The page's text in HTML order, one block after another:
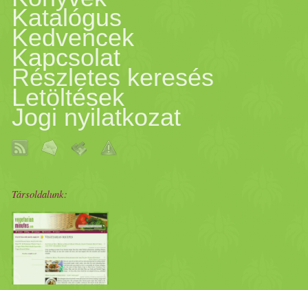
Katalógus
Kedvencek
Kapcsolat
Részletes keresés
Letöltések
Jogi nyilatkozat
Társoldalunk: